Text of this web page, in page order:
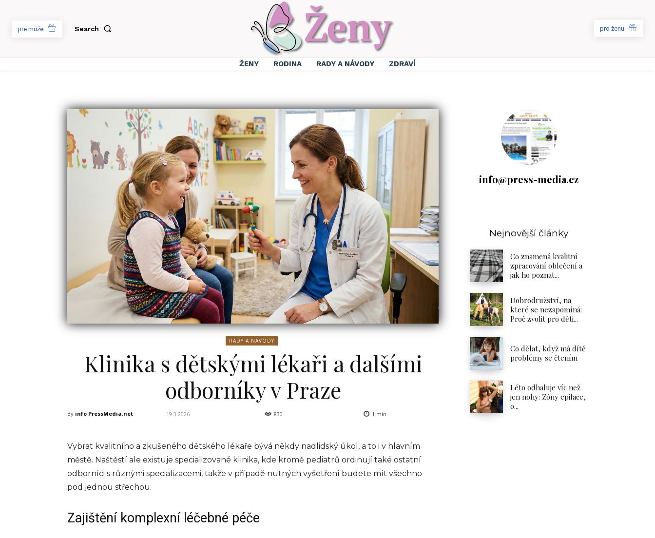
pre muže Search pro ženu
ŽENY RODINA RADY A NÁVODY ZDRAVÍ
RADY A NÁVODY
Klinika s dětskými lékaři a dalšími
odborníky v Praze
By info PressMedia.net 19.3.2026 830 1 min.
Vybrat kvalitního a zkušeného dětského lékaře bývá někdy nadlidský úkol, a to i v hlavním
městě. Naštěstí ale existuje specializované klinika, kde kromě pediatrů ordinují také ostatní
odborníci s různými specializacemi, takže v případě nutných vyšetření budete mít všechno
pod jednou střechou.
Zajištění komplexní léčebné péče
info@press-media.cz
Nejnovější články
Co znamená kvalitní
zpracování oblečení a
jak ho poznat...
Dobrodružství, na
které se nezapomíná:
Proč zvolit pro děti...
Co dělat, když má dítě
problémy se čtením
Léto odhaluje víc než
jen nohy: Zóny epilace,
o...